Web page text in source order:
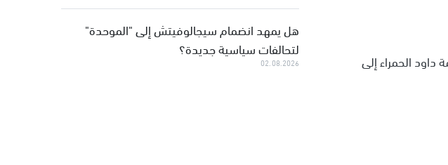
داود الحمراء إلى
هل يمهد انضمام سيجالوفيتش إلى "الموحدة"
لتحالفات سياسية جديدة؟
02.08.2026